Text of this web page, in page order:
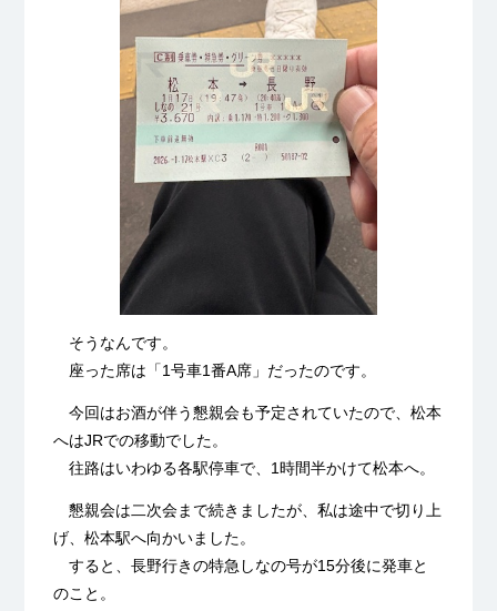
そうなんです。
座った席は「1号車1番A席」だったのです。
今回はお酒が伴う懇親会も予定されていたので、松本
へはJRでの移動でした。
往路はいわゆる各駅停車で、1時間半かけて松本へ。
懇親会は二次会まで続きましたが、私は途中で切り上
げ、松本駅へ向かいました。
すると、長野行きの特急しなの号が15分後に発車と
のこと。